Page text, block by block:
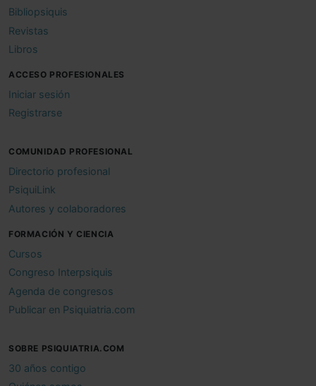
Bibliopsiquis
Revistas
Libros
ACCESO PROFESIONALES
Iniciar sesión
Registrarse
COMUNIDAD PROFESIONAL
Directorio profesional
PsiquiLink
Autores y colaboradores
FORMACIÓN Y CIENCIA
Cursos
Congreso Interpsiquis
Agenda de congresos
Publicar en Psiquiatria.com
SOBRE PSIQUIATRIA.COM
30 años contigo